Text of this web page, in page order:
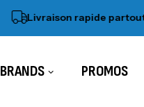
Livraison rapide partout en
BRANDS PROMOS